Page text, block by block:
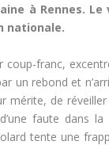
à Rennes.
nationale.
coup-franc,
un rebond et
mérite, de
faute dans
tente une